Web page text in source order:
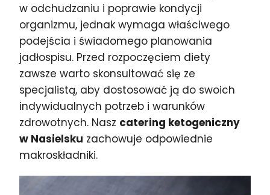
w odchudzaniu i poprawie kondycji
organizmu, jednak wymaga właściwego
podejścia i świadomego planowania
jadłospisu. Przed rozpoczęciem diety
zawsze warto skonsultować się ze
specjalistą, aby dostosować ją do swoich
indywidualnych potrzeb i warunków
zdrowotnych. Nasz catering ketogeniczny
w Nasielsku zachowuje odpowiednie
makroskładniki.